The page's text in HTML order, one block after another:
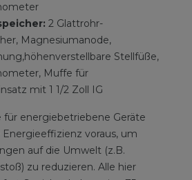
2 Glattrohr-
Magnesiumanode,
Stellfüße,
Muffe für
mit 1 1/2 Zoll IG
für energiebetriebene Geräte
voraus, um
auf die Umwelt (z.B.
zu reduzieren. Alle hier